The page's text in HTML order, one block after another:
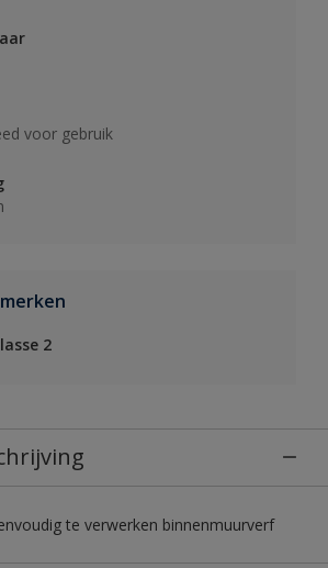
voor gebruik
2
te verwerken binnenmuurverf